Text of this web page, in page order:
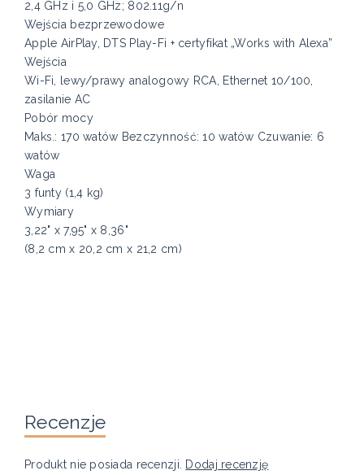
2,4 GHz i 5,0 GHz; 802.11g/n
Wejścia bezprzewodowe
Apple AirPlay, DTS Play-Fi + certyfikat „Works with Alexa”
Wejścia
Wi-Fi, lewy/prawy analogowy RCA, Ethernet 10/100,
zasilanie AC
Pobór mocy
Maks.: 170 watów Bezczynność: 10 watów Czuwanie: 6
watów
Waga
3 funty (1,4 kg)
Wymiary
3,22" x 7,95" x 8,36"
(8,2 cm x 20,2 cm x 21,2 cm)
Recenzje
Produkt nie posiada recenzji. Dodaj recenzję